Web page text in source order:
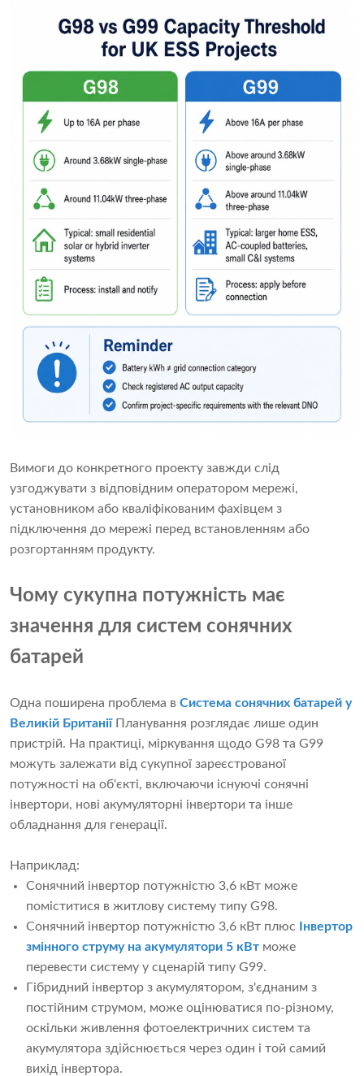
Вимоги до конкретного проекту завжди слід
узгоджувати з відповідним оператором мережі,
установником або кваліфікованим фахівцем з
підключення до мережі перед встановленням або
розгортанням продукту.
Чому сукупна потужність має
значення для систем сонячних
батарей
Одна поширена проблема в Система сонячних батарей у
Великій БританіїПланування розглядає лише один
пристрій. На практиці, міркування щодо G98 та G99
можуть залежати від сукупної зареєстрованої
потужності на об'єкті, включаючи існуючі сонячні
інвертори, нові акумуляторні інвертори та інше
обладнання для генерації.
Наприклад:
Сонячний інвертор потужністю 3,6 кВт може
поміститися в житлову систему типу G98.
Сонячний інвертор потужністю 3,6 кВт плюс
Інвертор
змінного струму на акумулятори 5 кВт може
перевести систему у сценарій типу G99.
Гібридний інвертор з акумулятором, з'єднаним з
постійним струмом, може оцінюватися по-різному,
оскільки живлення фотоелектричних систем та
акумулятора здійснюється через один і той самий
вихід інвертора.